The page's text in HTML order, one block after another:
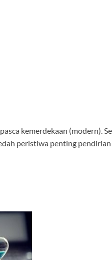
kemerdekaan (modern).
peristiwa penting